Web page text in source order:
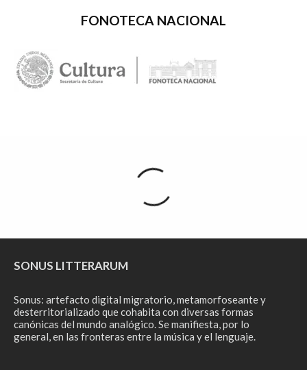
FONOTECA NACIONAL
SONUS LITTERARUM
Sonus: artefacto digital migratorio, metamorfoseante y
desterritorializado que cohabita con diversas formas
canónicas del mundo analógico. Se manifiesta, por lo
general, en las fronteras entre la música y el lenguaje.